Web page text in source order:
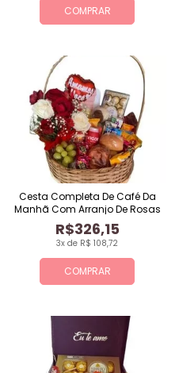
COMPRAR
COMPRAR
3x de R$ 108,72
R$326,15
Cesta Completa De Café Da
Manhã Com Arranjo De Rosas